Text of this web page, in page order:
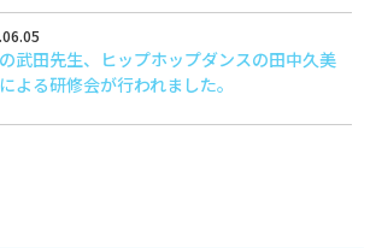
武田先生、ヒップホップダンスの田中久美
よる研修会が行われました。